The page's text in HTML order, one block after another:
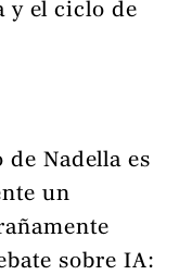
y el ciclo de
de Nadella es
un
sobre IA: